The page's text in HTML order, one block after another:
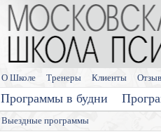
Выездные программы
Программы в будни
О Школе Тренеры Клиенты